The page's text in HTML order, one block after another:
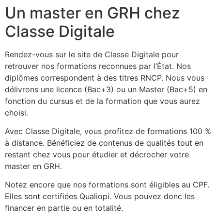
Un master en GRH chez
Classe Digitale
Rendez-vous sur le site de Classe Digitale pour
retrouver nos formations reconnues par l’État. Nos
diplômes correspondent à des titres RNCP. Nous vous
délivrons une licence (Bac+3) ou un Master (Bac+5) en
fonction du cursus et de la formation que vous aurez
choisi.
Avec Classe Digitale, vous profitez de formations 100 %
à distance. Bénéficiez de contenus de qualités tout en
restant chez vous pour étudier et décrocher votre
master en GRH.
Notez encore que nos formations sont éligibles au CPF.
Elles sont certifiées Qualiopi. Vous pouvez donc les
financer en partie ou en totalité.